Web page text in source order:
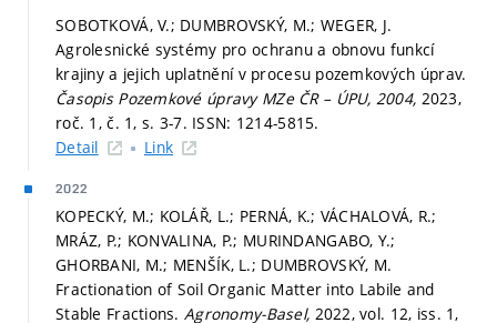
SOBOTKOVÁ, V.; DUMBROVSKÝ, M.; WEGER, J.
Agrolesnické systémy pro ochranu a obnovu funkcí
krajiny a jejich uplatnění v procesu pozemkových úprav.
Časopis Pozemkové úpravy MZe ČR – ÚPU, 2004, 2023,
roč. 1, č. 1, s. 3-7. ISSN: 1214-5815.
Detail
Link
2022
KOPECKÝ, M.; KOLÁŘ, L.; PERNÁ, K.; VÁCHALOVÁ, R.;
MRÁZ, P.; KONVALINA, P.; MURINDANGABO, Y.;
GHORBANI, M.; MENŠÍK, L.; DUMBROVSKÝ, M.
Fractionation of Soil Organic Matter into Labile and
Stable Fractions.Agronomy-Basel, 2022, vol. 12, iss. 1,